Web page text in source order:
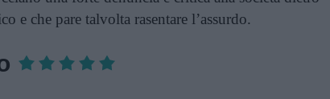
e che pare talvolta rasentare l’assurdo.